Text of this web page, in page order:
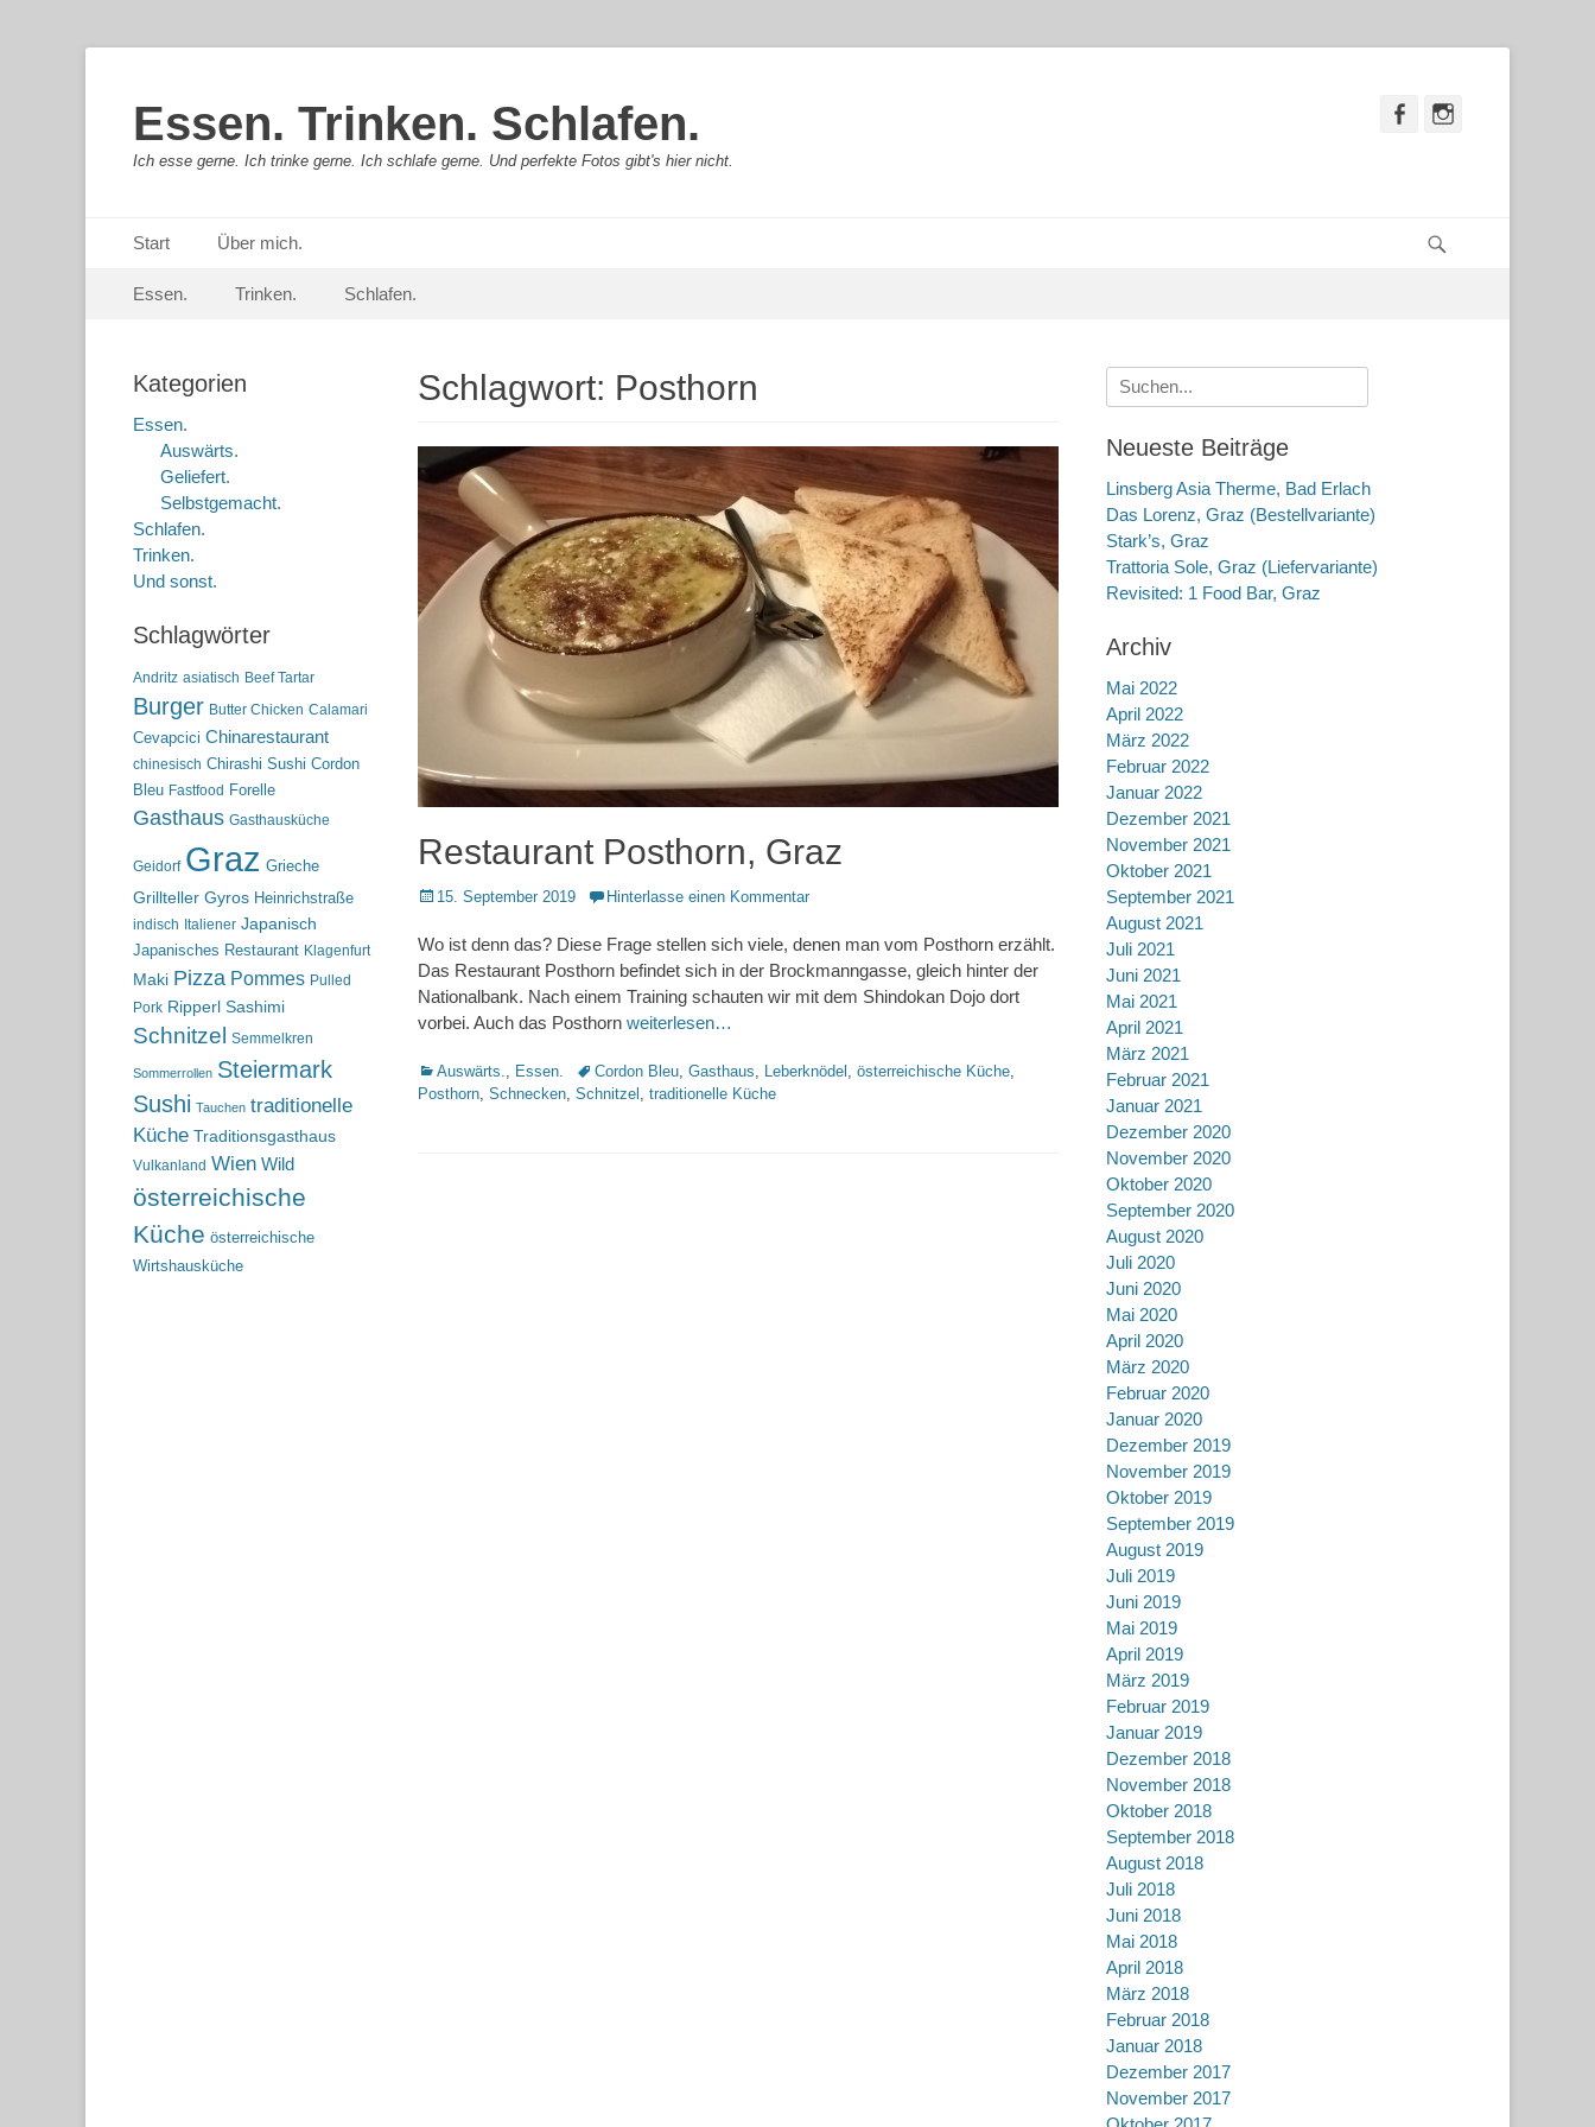
Essen. Trinken. Schlafen.
Ich esse gerne. Ich trinke gerne. Ich schlafe gerne. Und perfekte Fotos gibt's hier nicht.
Facebook
Primäres Menü
zum
Start Über mich.
Sekundär-Menü
zum
Essen. Trinken. Schlafen.
Schlagwort: Posthorn
Restaurant Posthorn, Graz
Posted
15. September 2019 Hinterlasse einen Kommentar
Wo ist denn das? Diese Frage stellen sich viele, denen man vom Posthorn erzählt.
Das Restaurant Posthorn befindet sich in der Brockmanngasse, gleich hinter der
Nationalbank. Nach einem Training schauten wir mit dem Shindokan Dojo dort
vorbei. Auch das Posthorn weiterlesen…
Kategorien
Auswärts. Essen. Schlagworte
Cordon Bleu Gasthaus Leberknödel österreichische Küche
Posthorn Schnecken Schnitzel traditionelle Küche
Suche
nach:
Neueste Beiträge
Linsberg Asia Therme, Bad Erlach
Das Lorenz, Graz (Bestellvariante)
Stark’s, Graz
Trattoria Sole, Graz (Liefervariante)
Revisited: 1 Food Bar, Graz
Archiv
Mai 2022
April 2022
März 2022
Februar 2022
Januar 2022
Dezember 2021
November 2021
Oktober 2021
September 2021
August 2021
Juli 2021
Juni 2021
Mai 2021
April 2021
März 2021
Februar 2021
Januar 2021
Dezember 2020
November 2020
Oktober 2020
September 2020
August 2020
Juli 2020
Juni 2020
Mai 2020
April 2020
März 2020
Februar 2020
Januar 2020
Dezember 2019
November 2019
Oktober 2019
September 2019
August 2019
Juli 2019
Juni 2019
Mai 2019
April 2019
März 2019
Februar 2019
Januar 2019
Dezember 2018
November 2018
Oktober 2018
September 2018
August 2018
Juli 2018
Juni 2018
Mai 2018
April 2018
März 2018
Februar 2018
Januar 2018
Dezember 2017
November 2017
Kategorien
Essen.
Auswärts.
Geliefert.
Selbstgemacht.
Schlafen.
Trinken.
Und sonst.
Schlagwörter
Andritz asiatisch Beef Tartar
Burger Butter Chicken Calamari
Cevapcici Chinarestaurant
chinesisch Chirashi Sushi Cordon
Bleu Fastfood Forelle
Gasthaus Gasthausküche
Geidorf Graz Grieche
Grillteller Gyros Heinrichstraße
indisch Italiener Japanisch
Japanisches Restaurant Klagenfurt
Maki Pizza Pommes Pulled
Pork Ripperl Sashimi
Schnitzel Semmelkren
Sommerrollen Steiermark
Sushi Tauchen traditionelle
Küche Traditionsgasthaus
Vulkanland Wien Wild
österreichische
Küche österreichische
Wirtshausküche